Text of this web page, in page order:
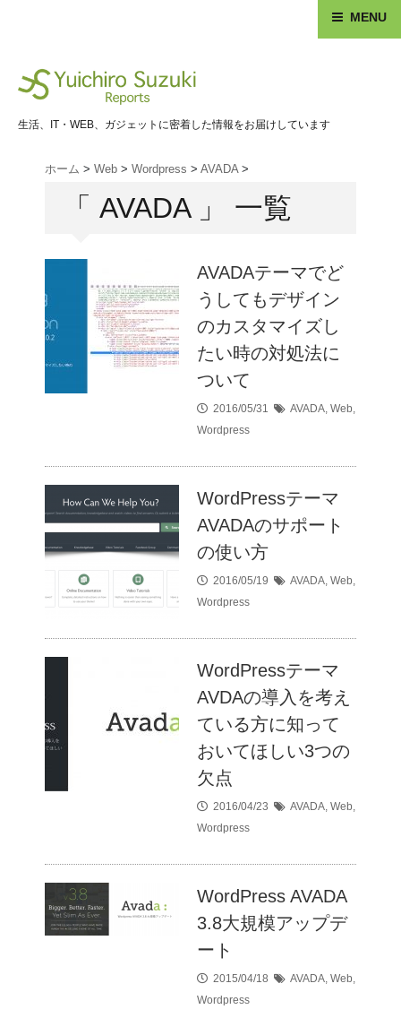
MENU
生活、IT・WEB、ガジェットに密着した情報をお届けしています
ホーム > Web > Wordpress > AVADA >
「 AVADA 」 一覧
AVADAテーマでど
うしてもデザイン
のカスタマイズし
たい時の対処法に
ついて
2016/05/31 AVADA, Web,
Wordpress
WordPressテーマ
AVADAのサポート
の使い方
2016/05/19 AVADA, Web,
Wordpress
WordPressテーマ
AVDAの導入を考え
ている方に知って
おいてほしい3つの
欠点
2016/04/23 AVADA, Web,
Wordpress
WordPress AVADA
3.8大規模アップデ
ート
2015/04/18 AVADA, Web,
Wordpress